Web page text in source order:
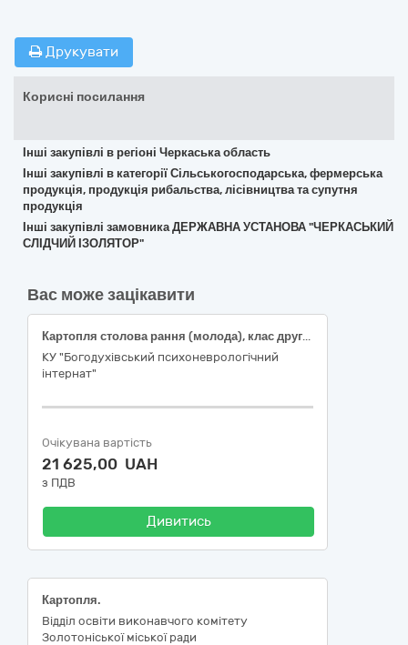
Друкувати
Корисні посилання
Інші закупівлі в регіоні Черкаська область
Інші закупівлі в категорії Сільськогосподарська, фермерська
продукція, продукція рибальства, лісівництва та супутня
продукція
Інші закупівлі замовника ДЕРЖАВНА УСТАНОВА "ЧЕРКАСЬКИЙ
СЛІДЧИЙ ІЗОЛЯТОР"
Вас може зацікавити
Картопля столова рання (молода), клас другий, ДСТУ 9221
КУ "Богодухівський психоневрологічний
інтернат"
Очікувана вартість
21 625,00 UAH
з ПДВ
Дивитись
Картопля.
Відділ освіти виконавчого комітету
Золотоніської міської ради